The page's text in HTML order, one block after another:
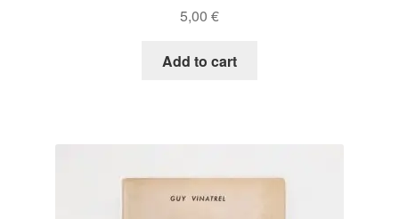
5,00 €
Add to cart